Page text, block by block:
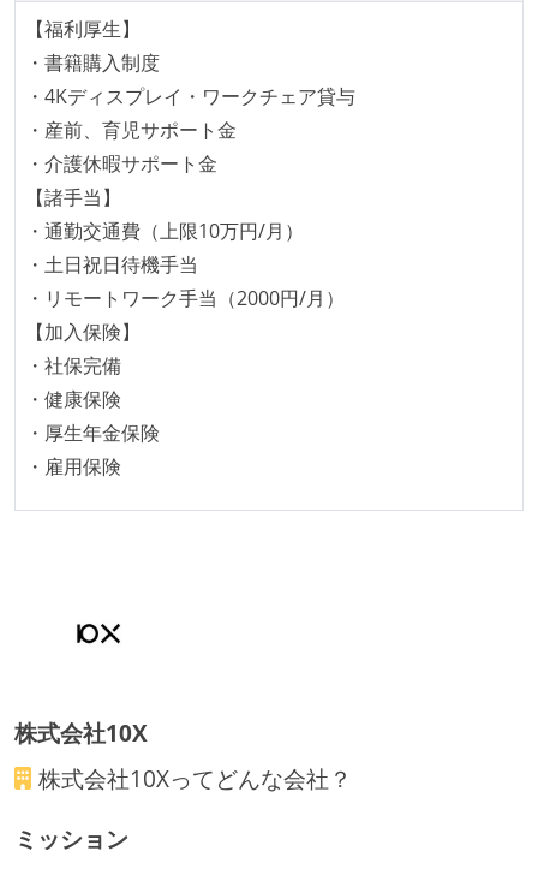
観をメンバー全員が共有しており、日常的に実施して
いる
何らかのコーディング規約をチーム全体で遵守するよ
うにしている
テストの実施度
ほとんどのプロダクトコードに単体テストを記述、実
施している
ほとんどの機能に受け入れテストを記述、実施してい
る
機能の実装と同時にテストコードを記述している
想定される複数環境での品質チェックを義務づけてい
る
アジャイル実践状況
1ヶ月以下の短い期間でのイテレーション開発を実践
イテレーションの最後などに、定期的にチームでふり
タスク見積もりの単位には絶対量（人日など）ではな
く相対ポイントを用い、極力複数人の意見を調整する
形で行っている
【福利厚生】
・書籍購入制度
・4Kディスプレイ・ワークチェア貸与
・産前、育児サポート金
・介護休暇サポート金
【諸手当】
・通勤交通費（上限10万円/月）
・土日祝日待機手当
・リモートワーク手当（2000円/月）
【加入保険】
・社保完備
・健康保険
・厚生年金保険
・雇用保険
株式会社10X
株式会社10Xってどんな会社？
ミッション